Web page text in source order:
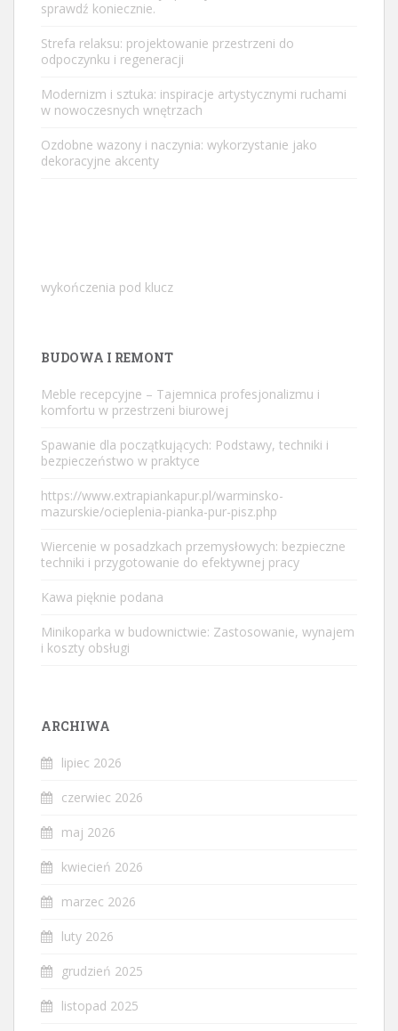
sprawdź koniecznie.
Strefa relaksu: projektowanie przestrzeni do
odpoczynku i regeneracji
Modernizm i sztuka: inspiracje artystycznymi ruchami
w nowoczesnych wnętrzach
Ozdobne wazony i naczynia: wykorzystanie jako
dekoracyjne akcenty
wykończenia pod klucz
BUDOWA I REMONT
Meble recepcyjne – Tajemnica profesjonalizmu i
komfortu w przestrzeni biurowej
Spawanie dla początkujących: Podstawy, techniki i
bezpieczeństwo w praktyce
https://www.extrapiankapur.pl/warminsko-
mazurskie/ocieplenia-pianka-pur-pisz.php
Wiercenie w posadzkach przemysłowych: bezpieczne
techniki i przygotowanie do efektywnej pracy
Kawa pięknie podana
Minikoparka w budownictwie: Zastosowanie, wynajem
i koszty obsługi
ARCHIWA
lipiec 2026
czerwiec 2026
maj 2026
kwiecień 2026
marzec 2026
luty 2026
grudzień 2025
listopad 2025